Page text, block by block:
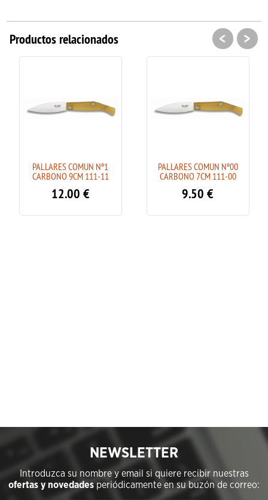
Productos relacionados
PALLARES COMUN Nº1
CARBONO 9CM 111-11
12.00 €
PALLARES COMUN Nº00
CARBONO 7CM 111-00
9.50 €
< >
NEWSLETTER
Introduzca su nombre y email si quiere recibir nuestras
ofertas y novedadesperiódicamente en su buzón de correo: